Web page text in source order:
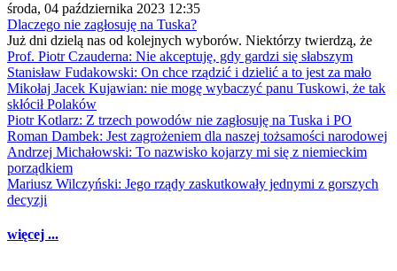
środa, 04 października 2023 12:35
Dlaczego nie zagłosuję na Tuska?
Już dni dzielą nas od kolejnych wyborów. Niektórzy twierdzą, że
Prof. Piotr Czauderna: Nie akceptuję, gdy gardzi się słabszym
Stanisław Fudakowski: On chce rządzić i dzielić a to jest za mało
Mikołaj Jacek Kujawian: nie mogę wybaczyć panu Tuskowi, że tak
skłócił Polaków
Piotr Kotlarz: Z trzech powodów nie zagłosuję na Tuska i PO
Roman Dambek: Jest zagrożeniem dla naszej tożsamości narodowej
Andrzej Michałowski: To nazwisko kojarzy mi się z niemieckim
porządkiem
Mariusz Wilczyński: Jego rządy zaskutkowały jednymi z gorszych
decyzji
więcej ...